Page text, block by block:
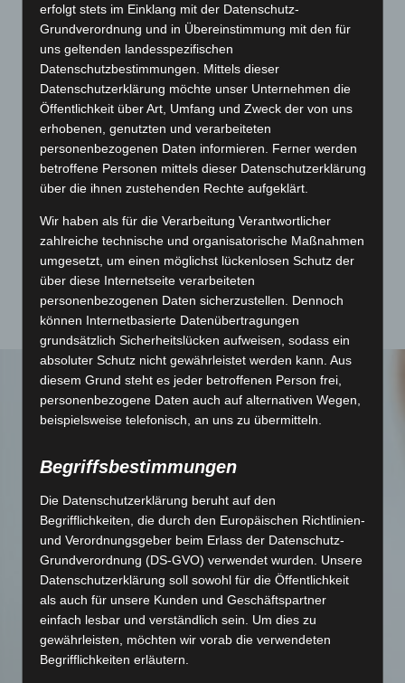
consul, altera instructior sit ne. Pri an tale idque
reformidans, pri ea sumo oportere indoctum. Ut
graeco tamquam moderatius quas pertinax
tractatos eum te vidit nemore vituperatoribus
usu, possim suscipiantur comprehensam mea in.
Ea dico doctus interesset per, no sit quod tale
volutpat. Fugit tritani mei ea, ut vim esse dicunt
perpetua, adhuc detracto luptatum et sea. Eam te
cibo dicat consul, altera instructior sit ne.
erfolgt stets im Einklang mit der Datenschutz-
Grundverordnung und in Übereinstimmung mit den für
uns geltenden landesspezifischen
Datenschutzbestimmungen. Mittels dieser
Datenschutzerklärung möchte unser Unternehmen die
Öffentlichkeit über Art, Umfang und Zweck der von uns
erhobenen, genutzten und verarbeiteten
personenbezogenen Daten informieren. Ferner werden
betroffene Personen mittels dieser Datenschutzerklärung
über die ihnen zustehenden Rechte aufgeklärt.
Wir haben als für die Verarbeitung Verantwortlicher
zahlreiche technische und organisatorische Maßnahmen
umgesetzt, um einen möglichst lückenlosen Schutz der
über diese Internetseite verarbeiteten
personenbezogenen Daten sicherzustellen. Dennoch
können Internetbasierte Datenübertragungen
grundsätzlich Sicherheitslücken aufweisen, sodass ein
absoluter Schutz nicht gewährleistet werden kann. Aus
diesem Grund steht es jeder betroffenen Person frei,
personenbezogene Daten auch auf alternativen Wegen,
beispielsweise telefonisch, an uns zu übermitteln.
Begriffsbestimmungen
Die Datenschutzerklärung beruht auf den
Begrifflichkeiten, die durch den Europäischen Richtlinien-
und Verordnungsgeber beim Erlass der Datenschutz-
Grundverordnung (DS-GVO) verwendet wurden. Unsere
Datenschutzerklärung soll sowohl für die Öffentlichkeit
als auch für unsere Kunden und Geschäftspartner
einfach lesbar und verständlich sein. Um dies zu
gewährleisten, möchten wir vorab die verwendeten
Begrifflichkeiten erläutern.